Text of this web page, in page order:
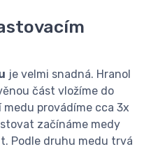
je velmi snadná. Hranol
část vložíme do
provádíme cca 3x
začínáme medy
Podle druhu medu trvá